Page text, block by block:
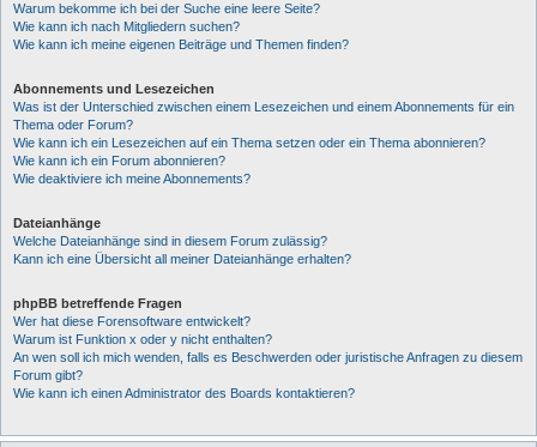
Warum bekomme ich bei der Suche eine leere Seite?
Wie kann ich nach Mitgliedern suchen?
Wie kann ich meine eigenen Beiträge und Themen finden?
Abonnements und Lesezeichen
Was ist der Unterschied zwischen einem Lesezeichen und einem Abonnements für ein
Thema oder Forum?
Wie kann ich ein Lesezeichen auf ein Thema setzen oder ein Thema abonnieren?
Wie kann ich ein Forum abonnieren?
Wie deaktiviere ich meine Abonnements?
Dateianhänge
Welche Dateianhänge sind in diesem Forum zulässig?
Kann ich eine Übersicht all meiner Dateianhänge erhalten?
phpBB betreffende Fragen
Wer hat diese Forensoftware entwickelt?
Warum ist Funktion x oder y nicht enthalten?
An wen soll ich mich wenden, falls es Beschwerden oder juristische Anfragen zu diesem
Forum gibt?
Wie kann ich einen Administrator des Boards kontaktieren?